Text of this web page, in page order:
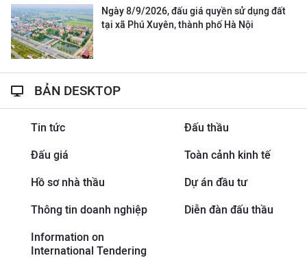
Ngày 8/9/2026, đấu giá quyền sử dụng đất
tại xã Phú Xuyên, thành phố Hà Nội
BẢN DESKTOP
Tin tức Đấu thầu
Đấu giá Toàn cảnh kinh tế
Hồ sơ nhà thầu Dự án đầu tư
Thông tin doanh nghiệp Diễn đàn đấu thầu
Information on
International Tendering